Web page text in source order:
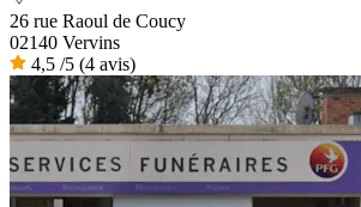
26 rue Raoul de Coucy
02140 Vervins
4,5 /5 (4 avis)